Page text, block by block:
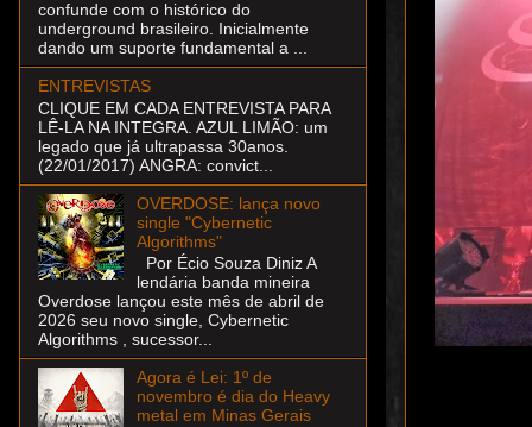
confunde com o histórico do
underground brasileiro. Inicialmente
dando um suporte fundamental a ...
ENTREVISTAS
CLIQUE EM CADA ENTREVISTA PARA
LÊ-LA NA INTEGRA. AZUL LIMÃO: um
legado que já ultrapassa 30anos.
(22/01/2017) ANGRA: convict...
OVERDOSE: lança novo
single "Cybernetic
Algorithms"
Por Écio Souza Diniz A
lendária banda mineira
Overdose lançou este mês de abril de
2026 seu novo single, Cybernetic
Algorithms , sucessor...
Agora é Lei: 1º de
novembro é dia do Heavy
metal em Minas Gerais